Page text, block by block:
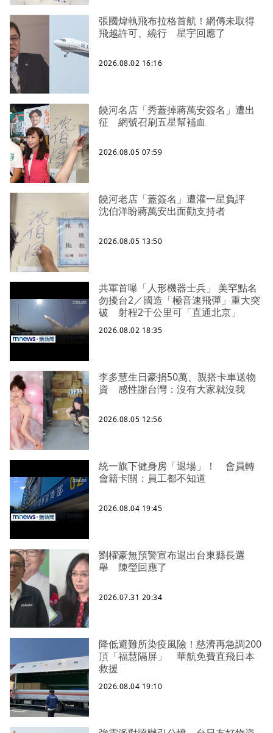
張國煒執飛布拉格首航！網傳未取得
飛越許可、繞行 星宇回應了
2026.08.02 16:16
饒河名店「秀蓋掉蔣萬安簽名」遭出
征 網號召刷五星幫補血
2026.08.05 07:59
饒河老店「蓋簽名」遭灌一星負評
沈伯洋盼蔣萬安出面勸支持者
2026.08.05 13:50
共軍首曝「人形機器士兵」 美罕點名
勿擾台2／國造「極音速飛彈」重大突
破 射程2千公里可「直通北京」
2026.08.02 18:35
李多慧生日豪捐50萬、親搭卡車送物
資 感性謝台灣：沒有大家就沒我
2026.08.05 12:56
統一旗下健身房「退場」！ 會員轉
會籍卡關：員工都不知道
2026.08.04 19:45
劉櫂豪無預警宣布退出台東縣長選
舉 陳瑩回應了
2026.07.31 20:34
降低避難所染疫風險！慈濟再急調200
頂「福慧隔屏」 華航免費直飛日本
救援
2026.08.04 19:10